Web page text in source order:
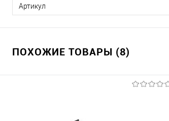
Артикул
ПОХОЖИЕ ТОВАРЫ (8)